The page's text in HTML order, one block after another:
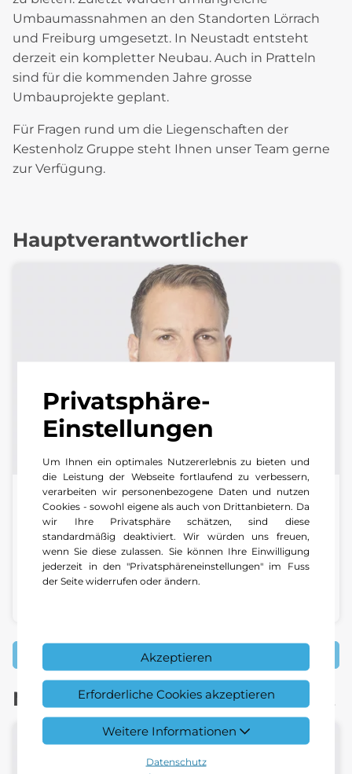
Privatsphäre-
Einstellungen
Um Ihnen ein optimales Nutzererlebnis zu bieten und
die Leistung der Webseite fortlaufend zu verbessern,
verarbeiten wir personenbezogene Daten und nutzen
Cookies - sowohl eigene als auch von Drittanbietern. Da
wir Ihre Privatsphäre schätzen, sind diese
standardmäßig deaktiviert. Wir würden uns freuen,
wenn Sie diese zulassen. Sie können Ihre Einwilligung
jederzeit in den "Privatsphäreneinstellungen" im Fuss
der Seite widerrufen oder ändern.
Akzeptieren
Erforderliche Cookies akzeptieren
Weitere Informationen
Datenschutz
Umbaumassnahmen an den Standorten Lörrach
und Freiburg umgesetzt. In Neustadt entsteht
derzeit ein kompletter Neubau. Auch in Pratteln
sind für die kommenden Jahre grosse
Umbauprojekte geplant.
Für Fragen rund um die Liegenschaften der
Kestenholz Gruppe steht Ihnen unser Team gerne
zur Verfügung.
Hauptverantwortlicher
Daniel Kestenholz
Leiter Immobilien | Kestenholz Immobilien AG
+41 61 377 53 53
Alle Ansprechpartner
Mitarbeiter an diesem Standort